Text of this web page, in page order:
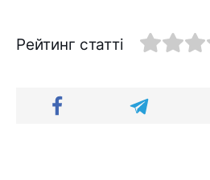
Рейтинг статті